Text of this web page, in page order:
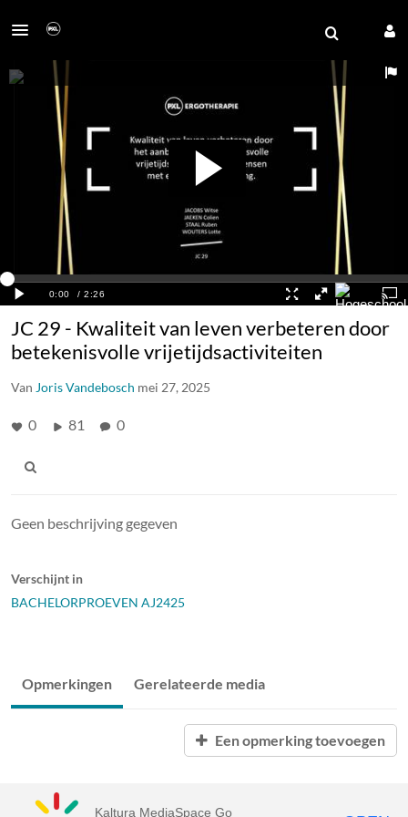
JC 29 - Kwaliteit van leven verbeteren door
betekenisvolle vrijetijdsactiviteiten
Van Joris Vandebosch mei 27, 2025
0 81 0
Geen beschrijving gegeven
Verschijnt in
BACHELORPROEVEN AJ2425
Opmerkingen Gerelateerde media
Een opmerking toevoegen
Kaltura MediaSpace Go